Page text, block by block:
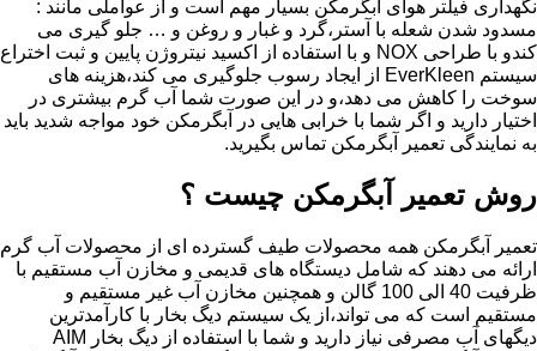
نگهداری فیلتر هوای آبگرمکن بسیار مهم است و از عواملی مانند :
مسدود شدن شعله با آستر،گرد و غبار و روغن و … جلو گیری می
کندو با طراحی NOX و با استفاده از اکسید نیتروژن پایین و ثبت اختراع
سیستم EverKleen از ایجاد رسوب جلوگیری می کند،هزینه های
سوخت را کاهش می دهد،و در این صورت شما آب گرم بیشتری در
اختیار دارید و اگر شما با خرابی هایی در آبگرمکن خود مواجه شدید باید
به نمایندگی تعمیر آبگرمکن تماس بگیرید.
روش تعمیر آبگرمکن چیست ؟
تعمیر آبگرمکن همه محصولات طیف گسترده ای از محصولات آب گرم
ارائه می دهند که شامل دیستگاه های قدیمی و مخازن آب مستقیم با
ظرفیت 40 الی 100 گالن و همچنین مخازن آب غیر مستقیم و
مستقیم است که می تواند،از یک سیستم دیگ بخار با کارآمدترین
دیگهای آب مصرفی نیاز دارید و شما با استفاده از دیگ بخار AIM